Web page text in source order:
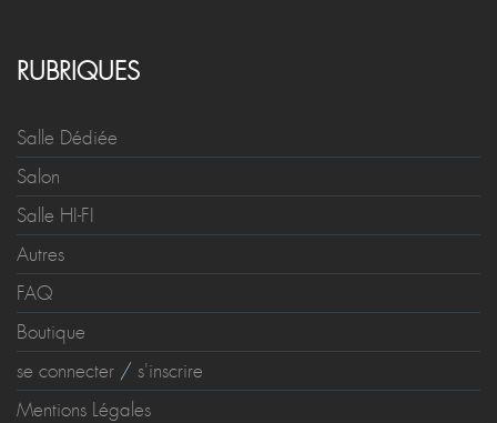
RUBRIQUES
Salle Dédiée
Salon
Salle HI-FI
Autres
FAQ
Boutique
se connecter / s'inscrire
Mentions Légales